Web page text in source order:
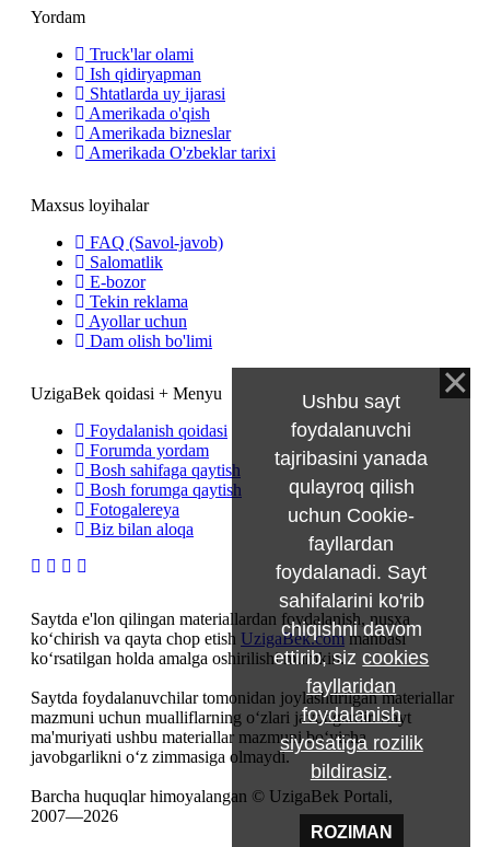
Yordam
Truck'lar olami
Ish qidiryapman
Shtatlarda uy ijarasi
Amerikada o'qish
Amerikada bizneslar
Amerikada O'zbeklar tarixi
Maxsus loyihalar
FAQ (Savol-javob)
Salomatlik
E-bozor
Tekin reklama
Ayollar uchun
Dam olish bo'limi
UzigaBek qoidasi + Menyu
Foydalanish qoidasi
Forumda yordam
Bosh sahifaga qaytish
Bosh forumga qaytish
Fotogalereya
Biz bilan aloqa
Saytda e'lon qilingan materiallardan foydalanish, nusxa
ko‘chirish va qayta chop etish UzigaBek.commanbasi
ko‘rsatilgan holda amalga oshirilishi mumkin.
Saytda foydalanuvchilar tomonidan joylashtirilgan materiallar
mazmuni uchun mualliflarning o‘zlari javobgardir. Sayt
ma'muriyati ushbu materiallar mazmuni bo‘yicha
javobgarlikni o‘z zimmasiga olmaydi.
Barcha huquqlar himoyalangan © UzigaBek Portali,
2007—2026
Ushbu sayt
foydalanuvchi
tajribasini yanada
qulayroq qilish
uchun Cookie-
fayllardan
foydalanadi. Sayt
sahifalarini ko'rib
chiqishni davom
ettirib, sizcookies
fayllaridan
foydalanish
siyosatiga rozilik
bildirasiz.
ROZIMAN